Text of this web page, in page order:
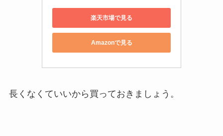
楽天市場で見る
Amazonで見る
長くなくていいから買っておきましょう。